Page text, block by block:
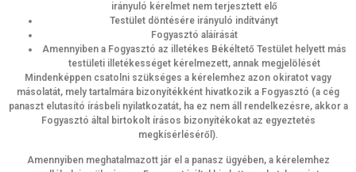
irányuló kérelmet nem terjesztett elő
Testület döntésére irányuló indítványt
Fogyasztó aláírását
Amennyiben a Fogyasztó az illetékes Békéltető Testület helyett más
testületi illetékességet kérelmezett, annak megjelölését
Mindenképpen csatolni szükséges a kérelemhez azon okiratot vagy
másolatát, mely tartalmára bizonyítékként hivatkozik a Fogyasztó (a cég
panaszt elutasító írásbeli nyilatkozatát, ha ez nem áll rendelkezésre, akkor a
Fogyasztó által birtokolt írásos bizonyítékokat az egyeztetés
megkísérléséről).
Amennyiben meghatalmazott jár el a panasz ügyében, a kérelemhez